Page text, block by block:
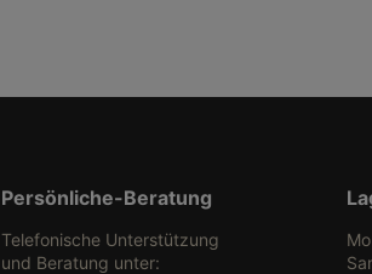
Persönliche-Beratung
Telefonische Unterstützung
und Beratung unter: